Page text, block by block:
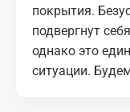
покрытия.
подвергнут
однако это
ситуации.